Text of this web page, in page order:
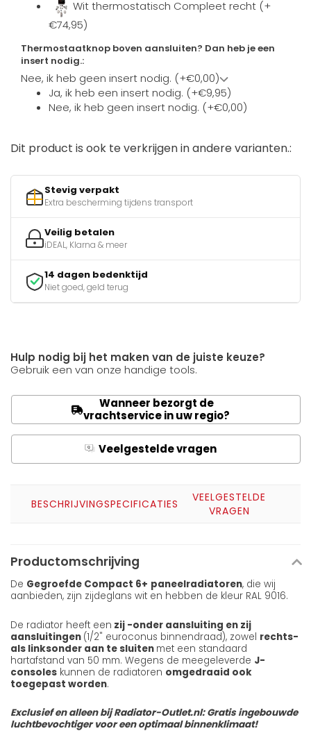
Wit thermostatisch Compleet recht (+
€74,95)
Thermostaatknop boven aansluiten? Dan heb je een
insert nodig.:
Nee, ik heb geen insert nodig. (+€0,00)
Ja, ik heb een insert nodig. (+€9,95)
Nee, ik heb geen insert nodig. (+€0,00)
Dit product is ook te verkrijgen in andere varianten.:
Stevig verpakt
Extra bescherming tijdens transport
Veilig betalen
iDEAL, Klarna & meer
14 dagen bedenktijd
Niet goed, geld terug
Hulp nodig bij het maken van de juiste keuze?
Gebruik een van onze handige tools.
Wanneer bezorgt de
vrachtservice in uw regio?
Q Veelgestelde vragen
BESCHRIJVINGSPECIFICATIES
VEELGESTELDE
VRAGEN
Productomschrijving
De Gegroefde Compact 6+ paneelradiatoren, die wij
aanbieden, zijn zijdeglans wit en hebben de kleur RAL 9016.
De radiator heeft een zij -onder aansluiting en zij
aansluitingen (1/2" euroconus binnendraad), zowel rechts-
als linksonder aan te sluiten met een standaard
hartafstand van 50 mm. Wegens de meegeleverde J-
consoles kunnen de radiatoren omgedraaid ook
toegepast worden.
Exclusief en alleen bij Radiator-Outlet.nl: Gratis ingebouwde
luchtbevochtiger voor een optimaal binnenklimaat!